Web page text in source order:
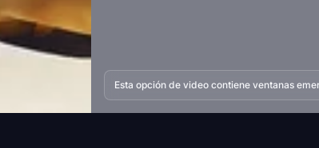
Esta opción de video contiene ventanas